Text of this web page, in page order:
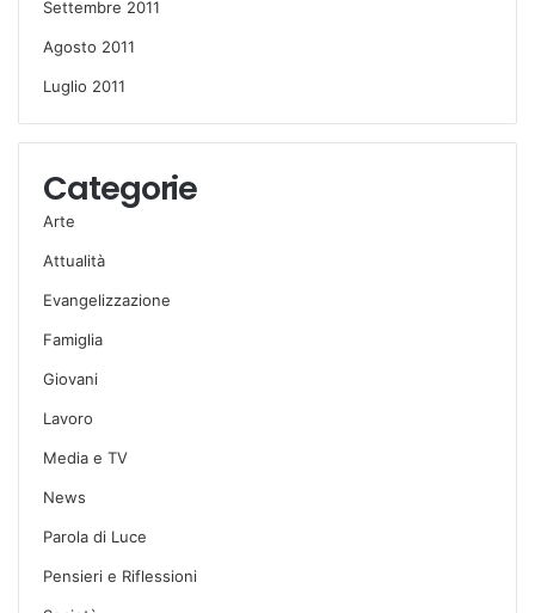
Settembre 2011
Agosto 2011
Luglio 2011
Categorie
Arte
Attualità
Evangelizzazione
Famiglia
Giovani
Lavoro
Media e TV
News
Parola di Luce
Pensieri e Riflessioni